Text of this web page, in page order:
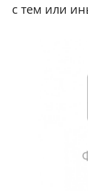
с тем или